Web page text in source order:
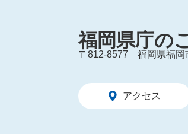
福岡県庁の
〒812-8577
福岡県福岡
アクセス